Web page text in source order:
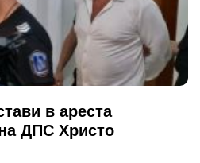
в ареста
ДПС Христо